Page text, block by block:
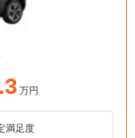
万円
満足度